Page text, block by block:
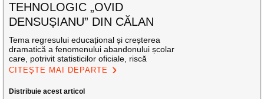
TEHNOLOGIC „OVID
DENSUȘIANU” DIN CĂLAN
Tema regresului educațional și creșterea
dramatică a fenomenului abandonului școlar
care, potrivit statisticilor oficiale, riscă
CITEȘTE MAI DEPARTE
Distribuie acest articol